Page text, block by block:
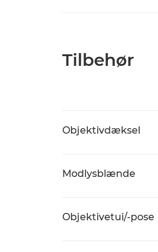
Tilbehør
Objektivdæksel
Modlysblænde
Objektivetui/-pose